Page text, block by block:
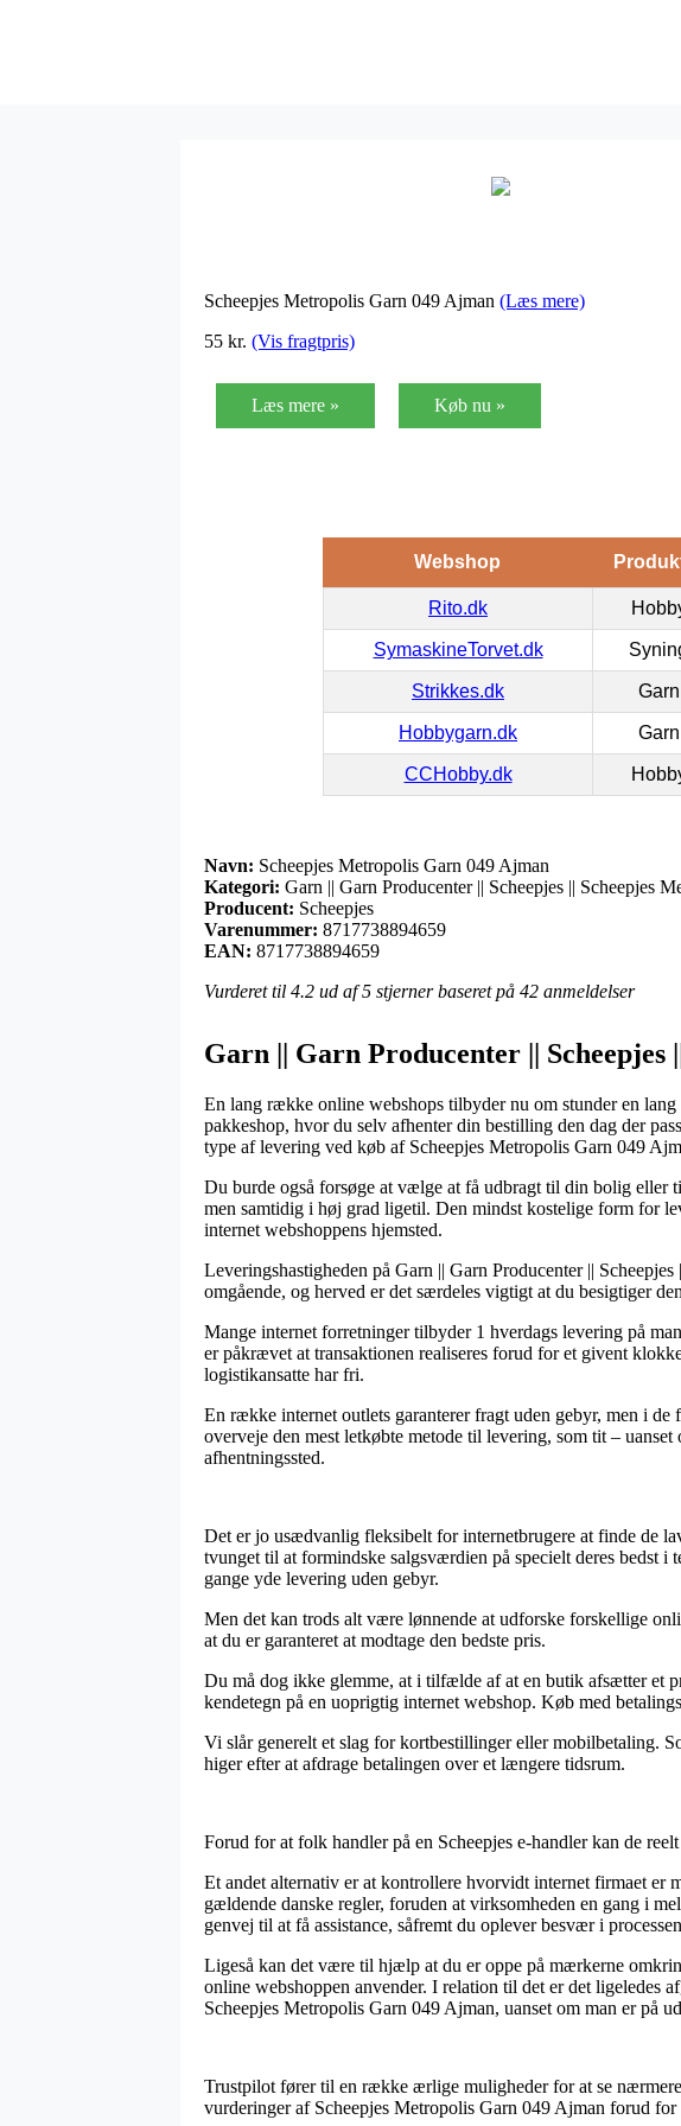
Scheepjes Metropolis Garn 049 Ajman (Læs mere)
55 kr. (Vis fragtpris)
Læs mere » Køb nu »
Webshop
Rito.dk
SymaskineTorvet.dk
Strikkes.dk Garn
Hobbygarn.dk Garn
CCHobby.dk
Navn: Scheepjes Metropolis Garn 049 Ajman
Kategori: Garn || Garn Producenter || Scheepjes || Scheepjes
Producent: Scheepjes
Varenummer: 8717738894659
EAN: 8717738894659
Vurderet til 4.2 ud af 5 stjerner baseret på 42 anmeldelser
Garn || Garn Producenter || Scheepjes
En lang række online webshops tilbyder nu om stunder en
pakkeshop, hvor du selv afhenter din bestilling den dag der
type af levering ved køb af Scheepjes Metropolis Garn 049
Du burde også forsøge at vælge at få udbragt til din bolig eller
men samtidig i høj grad ligetil. Den mindst kostelige form for
internet webshoppens hjemsted.
Leveringshastigheden på Garn || Garn Producenter ||
omgående, og herved er det særdeles vigtigt at du besigtiger
Mange internet forretninger tilbyder 1 hverdags levering på
er påkrævet at transaktionen realiseres forud for et givent
logistikansatte har fri.
En række internet outlets garanterer fragt uden gebyr, men i
overveje den mest letkøbte metode til levering, som tit –
afhentningssted.
Det er jo usædvanlig fleksibelt for internetbrugere at finde de
tvunget til at formindske salgsværdien på specielt deres bedst
gange yde levering uden gebyr.
Men det kan trods alt være lønnende at udforske forskellige
at du er garanteret at modtage den bedste pris.
Du må dog ikke glemme, at i tilfælde af at en butik afsætter et
kendetegn på en uoprigtig internet webshop. Køb med
Vi slår generelt et slag for kortbestillinger eller mobilbetaling.
higer efter at afdrage betalingen over et længere tidsrum.
Forud for at folk handler på en Scheepjes e-handler kan de
Et andet alternativ er at kontrollere hvorvidt internet firmaet
gældende danske regler, foruden at virksomheden en gang i
genvej til at få assistance, såfremt du oplever besvær i
Ligeså kan det være til hjælp at du er oppe på mærkerne
online webshoppen anvender. I relation til det er det ligeledes
Scheepjes Metropolis Garn 049 Ajman, uanset om man er på
Trustpilot fører til en række ærlige muligheder for at se
vurderinger af Scheepjes Metropolis Garn 049 Ajman forud for